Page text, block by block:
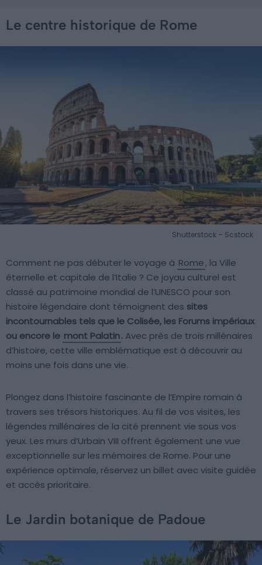
Le centre historique de Rome
Shutterstock – Scstock
Comment ne pas débuter le voyage à Rome, la Ville
éternelle et capitale de l’Italie ? Ce joyau culturel est
classé au patrimoine mondial de l’UNESCO pour son
histoire légendaire dont témoignent des sites
incontournables tels que le Colisée, les Forums impériaux
ou encore le mont Palatin. Avec près de trois millénaires
d’histoire, cette ville emblématique est à découvrir au
moins une fois dans une vie.
Plongez dans l’histoire fascinante de l’Empire romain à
travers ses trésors historiques. Au fil de vos visites, les
légendes millénaires de la cité prennent vie sous vos
yeux. Les murs d’Urbain VIII offrent également une vue
exceptionnelle sur les mémoires de Rome. Pour une
expérience optimale, réservez un billet avec visite guidée
et accès prioritaire.
Le Jardin botanique de Padoue